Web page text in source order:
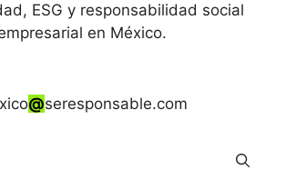
ESG y responsabilidad social
en México.
@seresponsable.com